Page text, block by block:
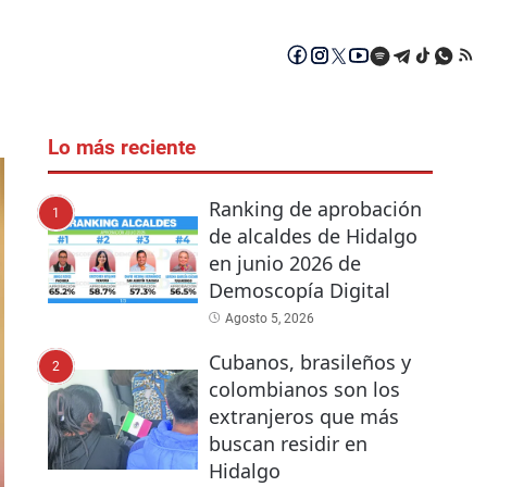
Lo más reciente
1
Ranking de aprobación
de alcaldes de Hidalgo
en junio 2026 de
Demoscopía Digital
Agosto 5, 2026
2
Cubanos, brasileños y
colombianos son los
extranjeros que más
buscan residir en
Hidalgo